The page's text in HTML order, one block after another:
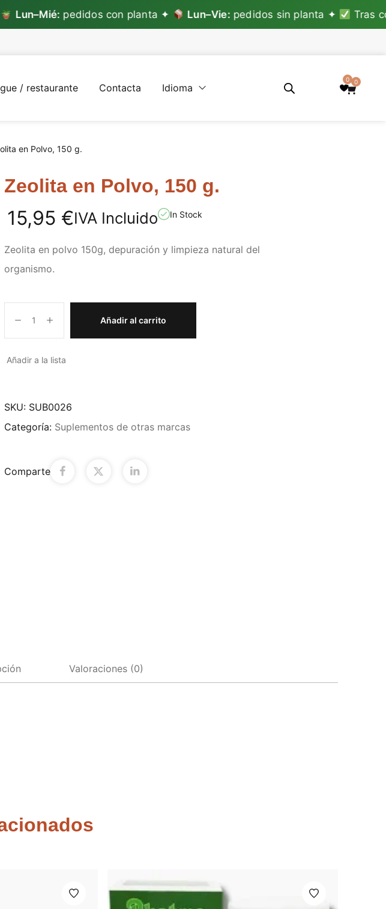
pedidos con planta ✦ Lun–Vie:pedidos sin planta ✦
Tras
/ restaurante Contacta Idioma
0 0
en Polvo, 150 g.
Zeolita en Polvo, 150 g.
15,95 €IVA Incluido In Stock
Zeolita en polvo 150g, depuración y limpieza natural del
organismo.
Añadir al carrito
Añadir a la lista
SKU: SUB0026
Categoría: Suplementos de otras marcas
Comparte
Valoraciones (0)